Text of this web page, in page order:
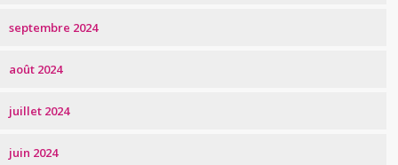
septembre 2024
août 2024
juillet 2024
juin 2024